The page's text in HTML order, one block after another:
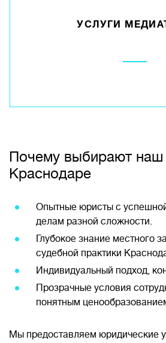
УСЛУГИ
Почему выбирают наш
Краснодаре
Опытные юристы с
делам разной сложности.
Глубокое знание местного
судебной практики
Индивидуальный подход,
Прозрачные условия
понятным
Мы предоставляем юридические